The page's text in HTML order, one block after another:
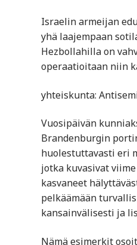
Israelin armeijan
yhä laajempaan
Hezbollahilla on
operaatioitaan niin
yhteiskunta:
Vuosipäivän
Brandenburgin
huolestuttavasti eri
jotka kuvasivat
kasvaneet
pelkäämään
kansainvälisesti ja
Nämä esimerkit